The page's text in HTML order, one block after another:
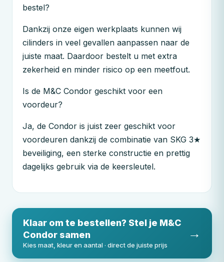
bestel?
Dankzij onze eigen werkplaats kunnen wij
cilinders in veel gevallen aanpassen naar de
juiste maat. Daardoor bestelt u met extra
zekerheid en minder risico op een meetfout.
Is de M&C Condor geschikt voor een
voordeur?
Ja, de Condor is juist zeer geschikt voor
voordeuren dankzij de combinatie van SKG 3★
beveiliging, een sterke constructie en prettig
dagelijks gebruik via de keersleutel.
Klaar om te bestellen? Stel je M&C
Condor samen
Kies maat, kleur en aantal · direct de juiste prijs
→